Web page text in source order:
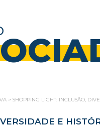
> SHOPPING LIGHT: INCLUSÃO,
E